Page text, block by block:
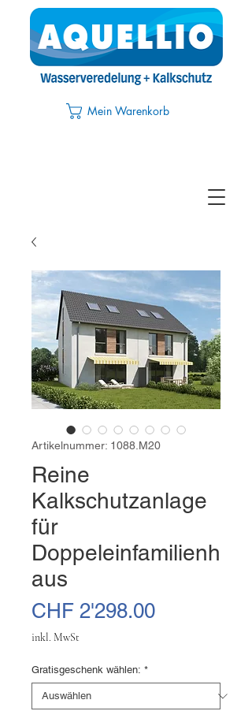
Mein Warenkorb
Artikelnummer: 1088.M20
Reine
Kalkschutzanlage
für
Doppeleinfamilienh
aus
CHF 2'298.00Preis
inkl. MwSt
Gratisgeschenk wählen: *